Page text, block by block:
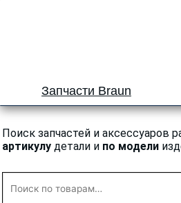
Запчасти Braun
Поиск запчастей и аксессуаров
артикулу детали и по модели